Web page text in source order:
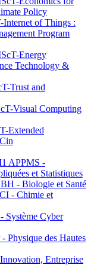
Policy
of Things :
Program
Energy
Technology &
Trust and
Visual Computing
Extended
APPMS -
et Statistiques
- Biologie et Santé
- Chimie et
Système Cyber
Physique des Hautes
Entreprise